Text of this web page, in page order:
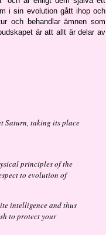
i sin evolution gått ihop och
och behandlar ämnen som
är att allt är delar av
Saturn, taking its place
principles of the
to evolution of
intelligence and thus
to protect your